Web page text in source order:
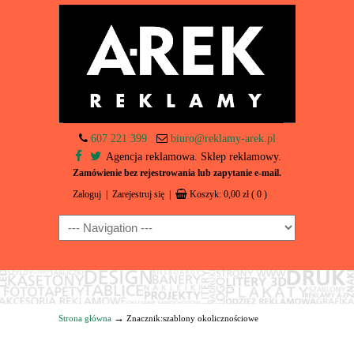
607 221 399
biuro@reklamy-arek.pl
Agencja reklamowa. Sklep reklamowy.
Zamówienie bez rejestrowania lub zapytanie e-mail.
Zaloguj Zarejestruj się Koszyk: 0,00 zł ( 0 )
Navigation
Strona główna → Znacznik:szablony okolicznościowe